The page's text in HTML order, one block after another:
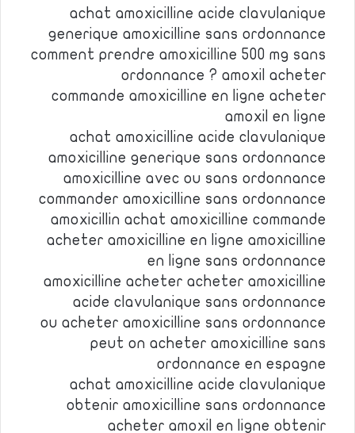
achat amoxicilline acide clavulanique
generique amoxicilline sans ordonnance
comment prendre amoxicilline 500 mg sans
ordonnance ? amoxil acheter
commande amoxicilline en ligne acheter
amoxil en ligne
achat amoxicilline acide clavulanique
amoxicilline generique sans ordonnance
amoxicilline avec ou sans ordonnance
commander amoxicilline sans ordonnance
amoxicillin achat amoxicilline commande
acheter amoxicilline en ligne amoxicilline
en ligne sans ordonnance
amoxicilline acheter acheter amoxicilline
acide clavulanique sans ordonnance
ou acheter amoxicilline sans ordonnance
peut on acheter amoxicilline sans
ordonnance en espagne
achat amoxicilline acide clavulanique
obtenir amoxicilline sans ordonnance
acheter amoxil en ligne obtenir